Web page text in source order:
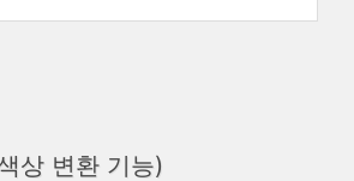
상 변환 기능)